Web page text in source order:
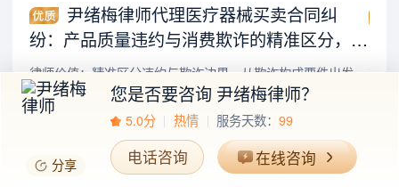
尹绪梅律师代理医疗器械买卖合同纠
纷：产品质量违约与消费欺诈的精准区分，成
功守住三倍赔偿防线
律师价值：精准区分违约与欺诈边界，从欺诈构成要件出发，
成功论证被告两次发货、换货等行为具有真实履约意愿，不构
成消费欺诈。法院全面采纳律师意见，驳回原告三倍赔偿诉
请，为客户避免7.5万元损失，仅承担极低责任，实现了诉讼
胜诉 原告
双
律师
分享
您是否要咨询 尹绪梅律师？
5.0分 热情 服务天数：99
电话咨询 在线咨询